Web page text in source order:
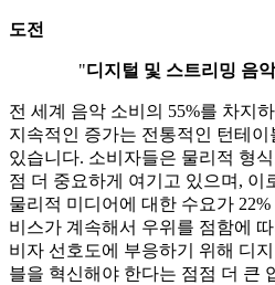
도전
"디지털 및 스트리밍 음
전 세계 음악 소비의 55%를 차지
지속적인 증가는 전통적인 턴테
있습니다. 소비자들은 물리적 형
점 더 중요하게 여기고 있으며, 이
물리적 미디어에 대한 수요가
비스가 계속해서 우위를 점함에
비자 선호도에 부응하기 위해 디
블을 혁신해야 한다는 점점 더 큰